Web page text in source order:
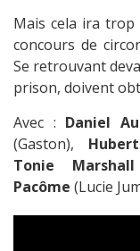
Mais cela ira
concours de
Se retrouvant
prison, doivent
Avec : Daniel
(Gaston),
Tonie Marshall
Pacôme (Lucie